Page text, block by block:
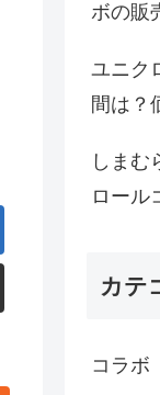
ボの販
ユニク
間は？
しまむ
ロール
カテ
コラボ